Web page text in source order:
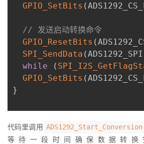
GPIO_SetBits (
// 发送启动转换命令
GPIO_ResetBits (
SPI_SendData (ADS1292_SPI
while
(
GPIO_SetBits (
}
代码里调用
等待一段时间确保数据转换